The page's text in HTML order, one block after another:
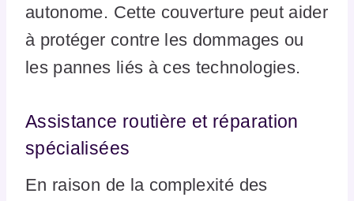
autonome. Cette couverture peut aider
à protéger contre les dommages ou
les pannes liés à ces technologies.
Assistance routière et réparation
spécialisées
En raison de la complexité des